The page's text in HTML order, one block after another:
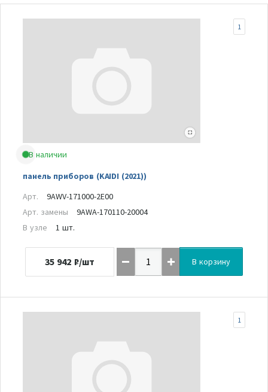
В наличии
панель приборов (KAIDI (2021))
1
Арт.
9AWV-171000-2E00
Арт. замены
9AWA-170110-20004
В узле
1 шт.
35 942 ₽/шт В корзину
1